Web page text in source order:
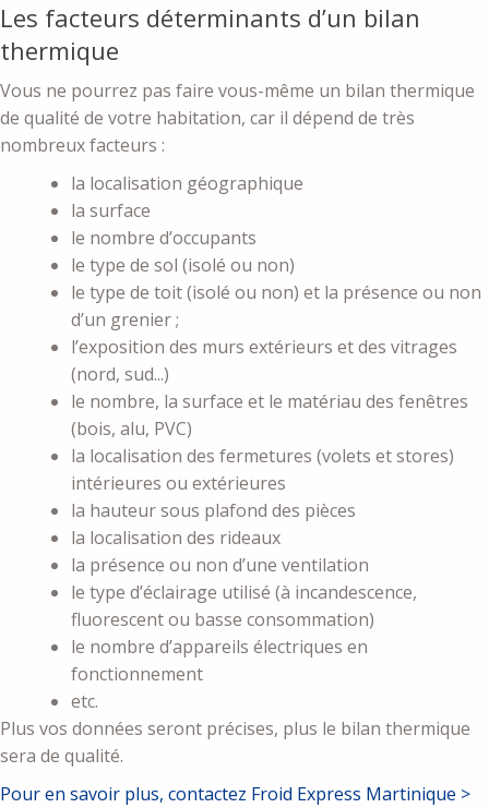
Les facteurs déterminants d’un bilan
thermique
Vous ne pourrez pas faire vous-même un bilan thermique
de qualité de votre habitation, car il dépend de très
nombreux facteurs :
la localisation géographique
la surface
le nombre d’occupants
le type de sol (isolé ou non)
le type de toit (isolé ou non) et la présence ou non
d’un grenier ;
l’exposition des murs extérieurs et des vitrages
(nord, sud...)
le nombre, la surface et le matériau des fenêtres
(bois, alu, PVC)
la localisation des fermetures (volets et stores)
intérieures ou extérieures
la hauteur sous plafond des pièces
la localisation des rideaux
la présence ou non d’une ventilation
le type d’éclairage utilisé (à incandescence,
fluorescent ou basse consommation)
le nombre d’appareils électriques en
fonctionnement
etc.
Plus vos données seront précises, plus le bilan thermique
sera de qualité.
Pour en savoir plus, contactez Froid Express Martinique >